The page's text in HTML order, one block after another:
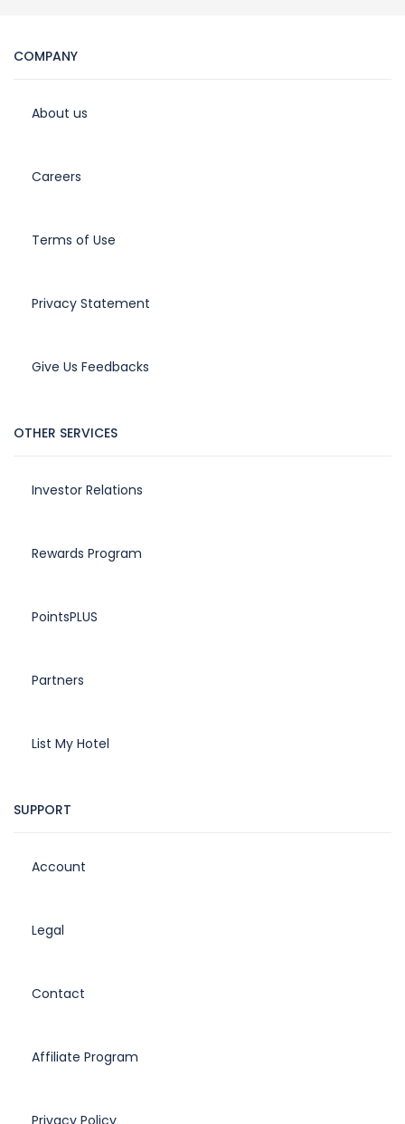
COMPANY
About us
Careers
Terms of Use
Privacy Statement
Give Us Feedbacks
OTHER SERVICES
Investor Relations
Rewards Program
PointsPLUS
Partners
List My Hotel
SUPPORT
Account
Legal
Contact
Affiliate Program